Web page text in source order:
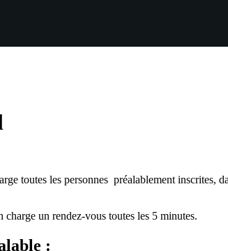
toutes les personnes préalablement inscrites,
un rendez-vous toutes les 5 minutes.
: